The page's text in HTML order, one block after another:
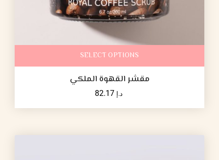
SELECT OPTIONS
مقشر القهوة الملكي
د.إ